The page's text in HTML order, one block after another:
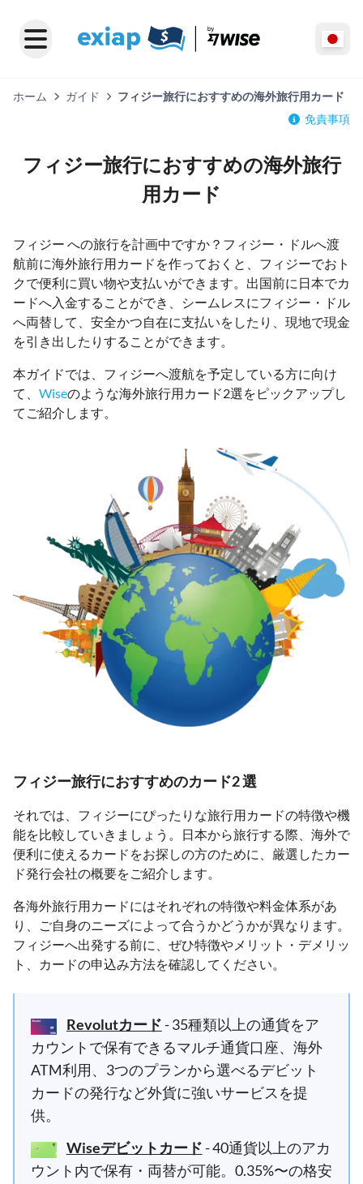
ホーム ガイド
フィジー旅行におすすめの海外旅行用カード
免責事項
フィジー旅行におすすめの海外旅行
用カード
フィジー への旅行を計画中ですか？フィジー・ドルへ渡
航前に海外旅行用カードを作っておくと、フィジーでおト
クで便利に買い物や支払いができます。出国前に日本でカ
ードへ入金することができ、シームレスにフィジー・ドル
へ両替して、安全かつ自在に支払いをしたり、現地で現金
を引き出したりすることができます。
本ガイドでは、フィジーへ渡航を予定している方に向け
て、 Wiseのような海外旅行用カード2選をピックアップし
てご紹介します。
フィジー旅行におすすめのカード2 選
それでは、フィジーにぴったりな旅行用カードの特徴や機
能を比較していきましょう。日本から旅行する際、海外で
便利に使えるカードをお探しの方のために、厳選したカー
ド発行会社の概要をご紹介します。
各海外旅行用カードにはそれぞれの特徴や料金体系があ
り、ご自身のニーズによって合うかどうかが異なります。
フィジーへ出発する前に、ぜひ特徴やメリット・デメリッ
ト、カードの申込み方法を確認してください。
Revolutカード - 35種類以上の通貨をア
カウントで保有できるマルチ通貨口座、海外
ATM利用、3つのプランから選べるデビット
カードの発行など外貨に強いサービスを提
供。
Wiseデビットカード - 40通貨以上のアカ
ウント内で保有・両替が可能。0.35%〜の格安